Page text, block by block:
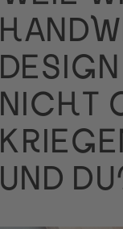
NICHT
UND